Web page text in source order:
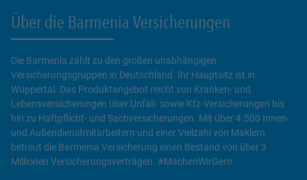
Über die Barmenia Versicherungen
Die Barmenia zählt zu den großen unabhängigen
Versicherungsgruppen in Deutschland. Ihr Hauptsitz ist in
Wuppertal. Das Produktangebot reicht von Kranken- und
Lebensversicherungen über Unfall- sowie Kfz-Versicherungen bis
hin zu Haftpflicht- und Sachversicherungen. Mit über 4.500 Innen-
und Außendienstmitarbeitern und einer Vielzahl von Maklern
betreut die Barmenia Versicherung einen Bestand von über 3
Millionen Versicherungsverträgen. #MachenWirGern